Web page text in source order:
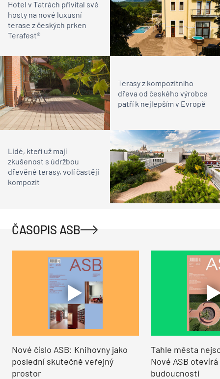
Hotel v Tatrách přivítal své
hosty na nové luxusní
terase z českých prken
Terafest®
Terasy z kompozitního
dřeva od českého výrobce
patří k nejlepším v Evropě
Lidé, kteří už mají
zkušenost s údržbou
dřevěné terasy, volí častěji
kompozit
ČASOPIS ASB
Nové číslo ASB: Knihovny jako
poslední skutečně veřejný
prostor
Tahle města
Nové ASB
budoucnosti